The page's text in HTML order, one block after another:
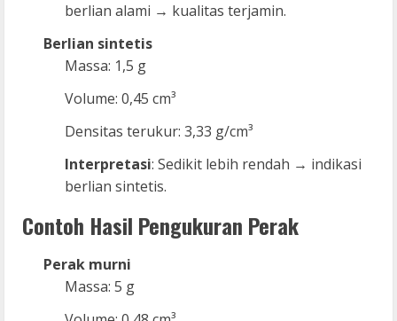
berlian alami → kualitas terjamin.
Berlian sintetis
Massa: 1,5 g
Volume: 0,45 cm³
Densitas terukur: 3,33 g/cm³
Interpretasi: Sedikit lebih rendah → indikasi
berlian sintetis.
Contoh Hasil Pengukuran Perak
Perak murni
Massa: 5 g